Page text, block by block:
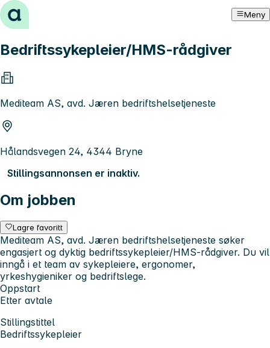
Hopp til innhold Meny
Bedriftssykepleier/HMS-rådgiver
Mediteam AS, avd. Jæren bedriftshelsetjeneste
Hålandsvegen 24, 4344 Bryne
Stillingsannonsen er inaktiv.
Om jobben
Lagre favoritt
Mediteam AS, avd. Jæren bedriftshelsetjeneste søker
engasjert og dyktig bedriftssykepleier/HMS-rådgiver. Du vil
inngå i et team av sykepleiere, ergonomer,
yrkeshygieniker og bedriftslege.
Oppstart
Etter avtale
Stillingstittel
Bedriftssykepleier